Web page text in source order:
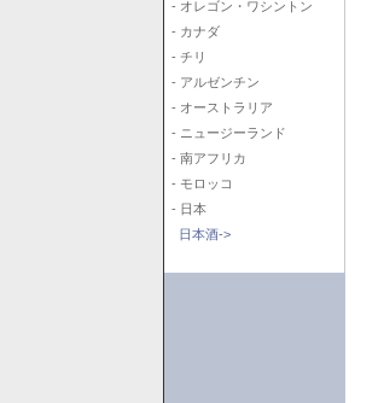
- オレゴン・ワシントン
- カナダ
- チリ
- アルゼンチン
- オーストラリア
- ニュージーランド
- 南アフリカ
- モロッコ
- 日本
日本酒->